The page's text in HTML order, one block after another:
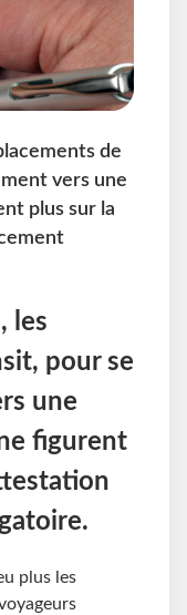
de
vers une
plus sur la
les
pour se
une
figurent
plus les